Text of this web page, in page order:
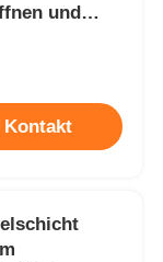
und
Kontakt